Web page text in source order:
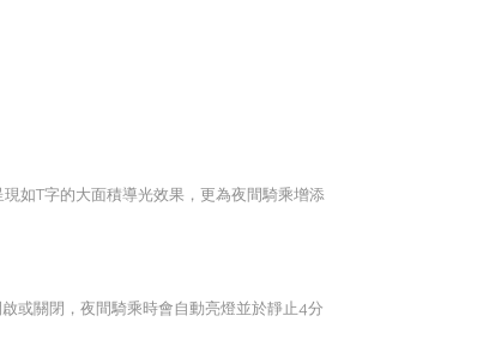
如T字的大面積導光效果，更為夜間騎乘增添
或關閉，夜間騎乘時會自動亮燈並於靜止4分